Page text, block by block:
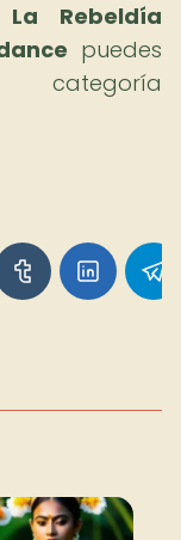
Rebeldía
puedes